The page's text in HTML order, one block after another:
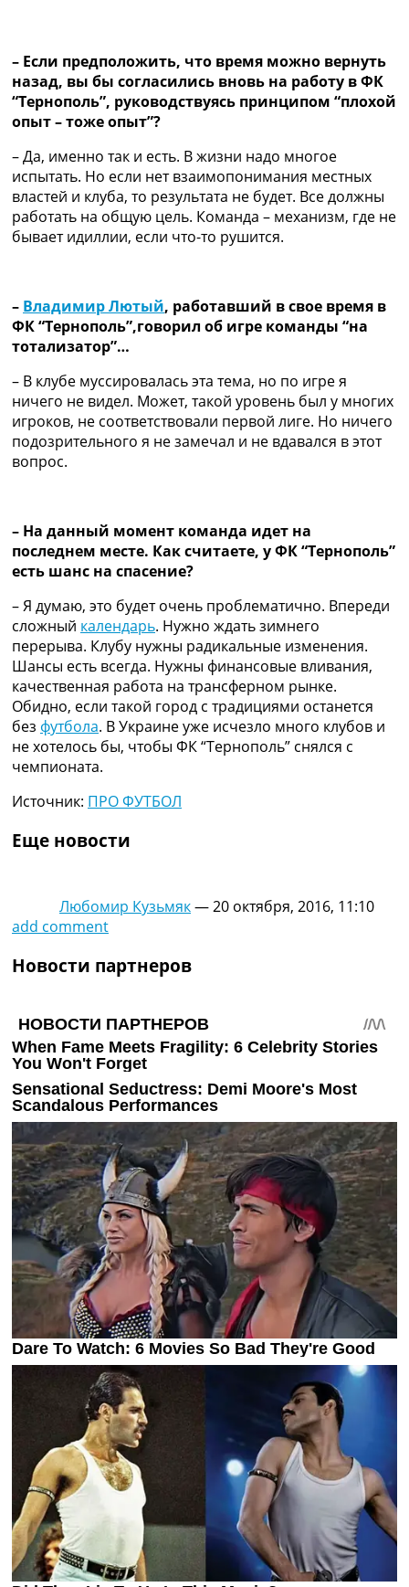
– Если предположить, что время можно вернуть
назад, вы бы согласились вновь на работу в ФК
“Тернополь”, руководствуясь принципом “плохой
опыт – тоже опыт”?
– Да, именно так и есть. В жизни надо многое
испытать. Но если нет взаимопонимания местных
властей и клуба, то результата не будет. Все должны
работать на общую цель. Команда – механизм, где не
бывает идиллии, если что-то рушится.
– Владимир Лютый, работавший в свое время в
ФК “Тернополь”,говорил об игре команды “на
тотализатор”…
– В клубе муссировалась эта тема, но по игре я
ничего не видел. Может, такой уровень был у многих
игроков, не соответствовали первой лиге. Но ничего
подозрительного я не замечал и не вдавался в этот
вопрос.
– На данный момент команда идет на
последнем месте. Как считаете, у ФК “Тернополь”
есть шанс на спасение?
– Я думаю, это будет очень проблематично. Впереди
сложный календарь. Нужно ждать зимнего
перерыва. Клубу нужны радикальные изменения.
Шансы есть всегда. Нужны финансовые вливания,
качественная работа на трансферном рынке.
Обидно, если такой город с традициями останется
без футбола. В Украине уже исчезло много клубов и
не хотелось бы, чтобы ФК “Тернополь” снялся с
чемпионата.
Источник: ПРО ФУТБОЛ
Еще новости
Любомир Кузьмяк—20 октября, 2016, 11:10
add comment
Новости партнеров